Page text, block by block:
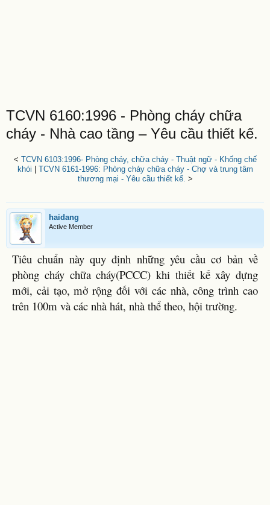
TCVN 6160:1996 - Phòng cháy chữa
cháy - Nhà cao tầng – Yêu cầu thiết kế.
< TCVN 6103:1996- Phòng cháy, chữa cháy - Thuật ngữ - Khống chế
khói
TCVN 6161-1996: Phòng cháy chữa cháy - Chợ và trung tâm
thương mại - Yêu cầu thiết kế. >
haidang
Active Member
Tiêu chuẩn này quy định những yêu cầu cơ bản về
phòng cháy chữa cháy(PCCC) khi thiết kế xây dựng
mới, cải tạo, mở rộng đối với các nhà, công trình cao
trên 100m và các nhà hát, nhà thể theo, hội trường.